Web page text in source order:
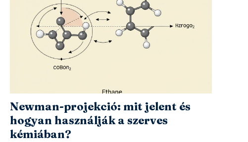
Newman-projekció: mit jelent és
hogyan használják a szerves
kémiában?